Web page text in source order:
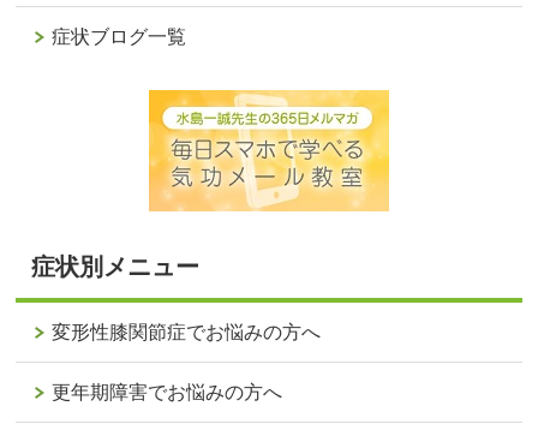
症状ブログ一覧
症状別メニュー
変形性膝関節症でお悩みの方へ
更年期障害でお悩みの方へ